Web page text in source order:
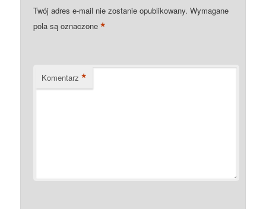
Twój adres e-mail nie zostanie opublikowany. Wymagane
pola są oznaczone*
Komentarz *